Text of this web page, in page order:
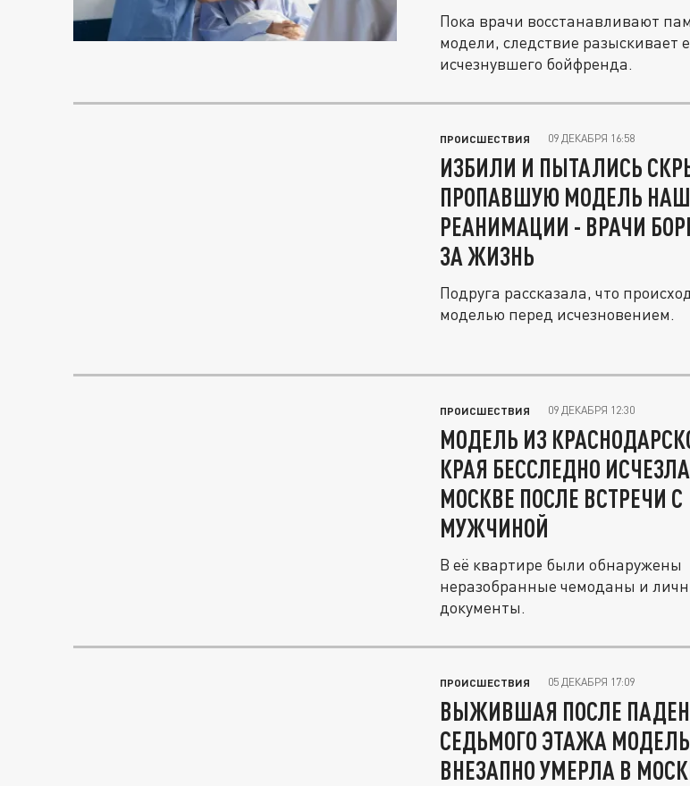
Пока врачи восстанавливают
модели, следствие разыскивает
исчезнувшего бойфренда.
ПРОИСШЕСТВИЯ 09 ДЕКАБРЯ 16:58
ИЗБИЛИ И ПЫТАЛИСЬ
ПРОПАВШУЮ МОДЕЛЬ
РЕАНИМАЦИИ - ВРАЧИ
ЗА ЖИЗНЬ
Подруга рассказала, что
моделью перед исчезновением.
ПРОИСШЕСТВИЯ 09 ДЕКАБРЯ 12:30
МОДЕЛЬ ИЗ
КРАЯ БЕССЛЕДНО
МОСКВЕ ПОСЛЕ ВСТРЕЧИ С
МУЖЧИНОЙ
В её квартире были обнаружены
неразобранные чемоданы и
документы.
ПРОИСШЕСТВИЯ 05 ДЕКАБРЯ 17:09
ВЫЖИВШАЯ ПОСЛЕ
СЕДЬМОГО ЭТАЖА МОДЕЛЬ
ВНЕЗАПНО УМЕРЛА В